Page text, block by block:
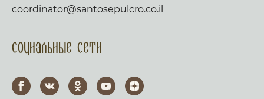
coordinator@santosepulcro.co.il
Социальные сети